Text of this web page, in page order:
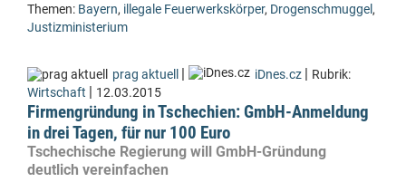
Themen: Bayern, illegale Feuerwerkskörper, Drogenschmuggel,
Justizministerium
prag aktuell | iDnes.cz | Rubrik:
Wirtschaft | 12.03.2015
Firmengründung in Tschechien: GmbH-Anmeldung
in drei Tagen, für nur 100 Euro
Tschechische Regierung will GmbH-Gründung
deutlich vereinfachen